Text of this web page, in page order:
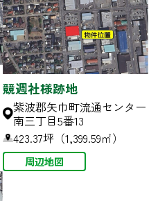
競週社様跡地
紫波郡矢巾町流通センター
南三丁目5番13
423.37坪（1,399.59㎡）
周辺地図